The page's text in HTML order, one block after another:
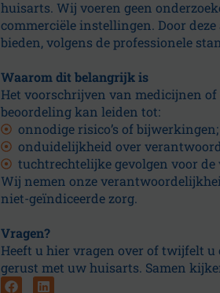
huisarts. Wij voeren geen
commerciële instellingen. Door
bieden, volgens de professionele
Waarom dit belangrijk is
Het voorschrijven van medicijnen
beoordeling kan leiden tot:
onnodige risico’s of bijwerkingen;
onduidelijkheid over
tuchtrechtelijke gevolgen voor
Wij nemen onze
niet-geïndiceerde zorg.
Vragen?
Heeft u hier vragen over of twijfelt
gerust met uw huisarts. Samen